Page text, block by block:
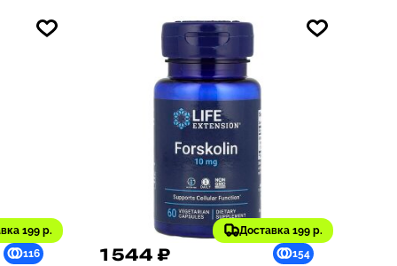
199 р.
116
Доставка 199 р.
1 544 ₽ 154